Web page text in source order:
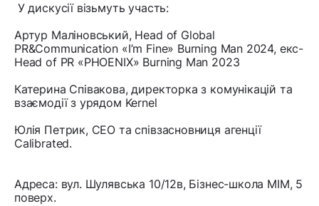
У дискусії візьмуть участь:
Артур Маліновський, Head of Global
PR&Communication «I’m Fine» Burning Man 2024, екс-
Head of PR «PHOENIX» Burning Man 2023
Катерина Співакова, директорка з комунікацій та
взаємодії з урядом Kernel
Юлія Петрик, CEO та співзасновниця агенції
Calibrated.
Адреса: вул. Шулявська 10/12в, Бізнес-школа МІМ, 5
поверх.